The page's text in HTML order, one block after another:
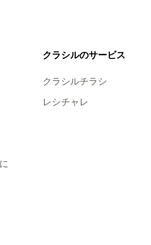
クラシルのサービス
クラシルチラシ
レシチャレ